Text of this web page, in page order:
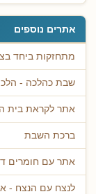
אתרים נוספים
מתחזקות ביחד
שבת כהלכה -
אתר לקראת בית
ברכת השבת
אתר עם חומרים
לנצח עם הנצח -